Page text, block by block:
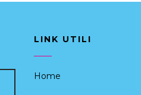
LINK UTILI
Home